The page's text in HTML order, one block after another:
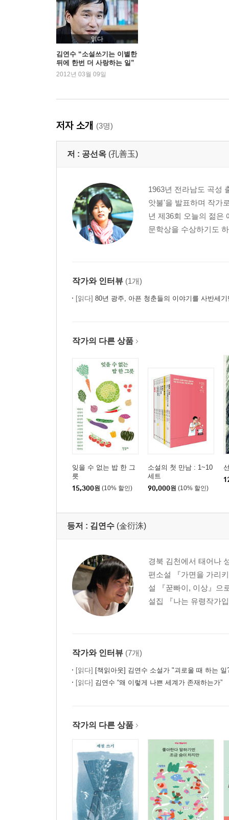
각 심사위원들의 중점적 심사평
김윤식 | 우주적 상상력
윤후명 | 고통을 예술로 승화시키는 법
권영민 | 인간의 고통을 서사적으로 해체하는 방법
조성기 | 부드럽게 자극하는 문체의 힘
최 윤 | '고통'이라는 상존적 주제에 대한 상큼한 제
문학적 자서전 | 이 세상 그 누구도 대신 써주지 않
김연수의 작품세계와 작가 김연수를 말한다
작가론 | 소통의 가치와 글쓰기의 윤리
'이상문학상'의 취지와 선정 방법
읽다
김연수 “소설쓰기는 이별한
뒤에 한번 더 사랑하는 일”
- 『원더보이』
2012년 03월 09일
저자 소개 (3명)
저 : 공선옥 (孔善玉)
1963년 전라남도 곡성
앗불'을 발표하며 작가
년 제36회 오늘의 젊은
문학상을 수상하기도
작가와 인터뷰 (1개)
[읽다] 80년 광주, 아픈 청춘들의 이야기를 사반세기만에
작가의 다른 상품
잊을 수 없는 밥 한 그
릇
15,300원 (10% 할인)
소설의 첫 만남 : 1~10
세트
90,000원 (10% 할인)
등저 : 김연수 (金衍洙)
경북 김천에서 태어나
편소설 『가면을 가리
설 『꾿빠이, 이상』으
설집 『나는 유령작가
작가와 인터뷰 (7개)
[읽다] [책읽아웃] 김연수 소설가 "괴로울 때 하는 일? 시급하게 나무
[읽다] 김연수 “왜 이렇게 나쁜 세계가 존재하는가”
작가의 다른 상품